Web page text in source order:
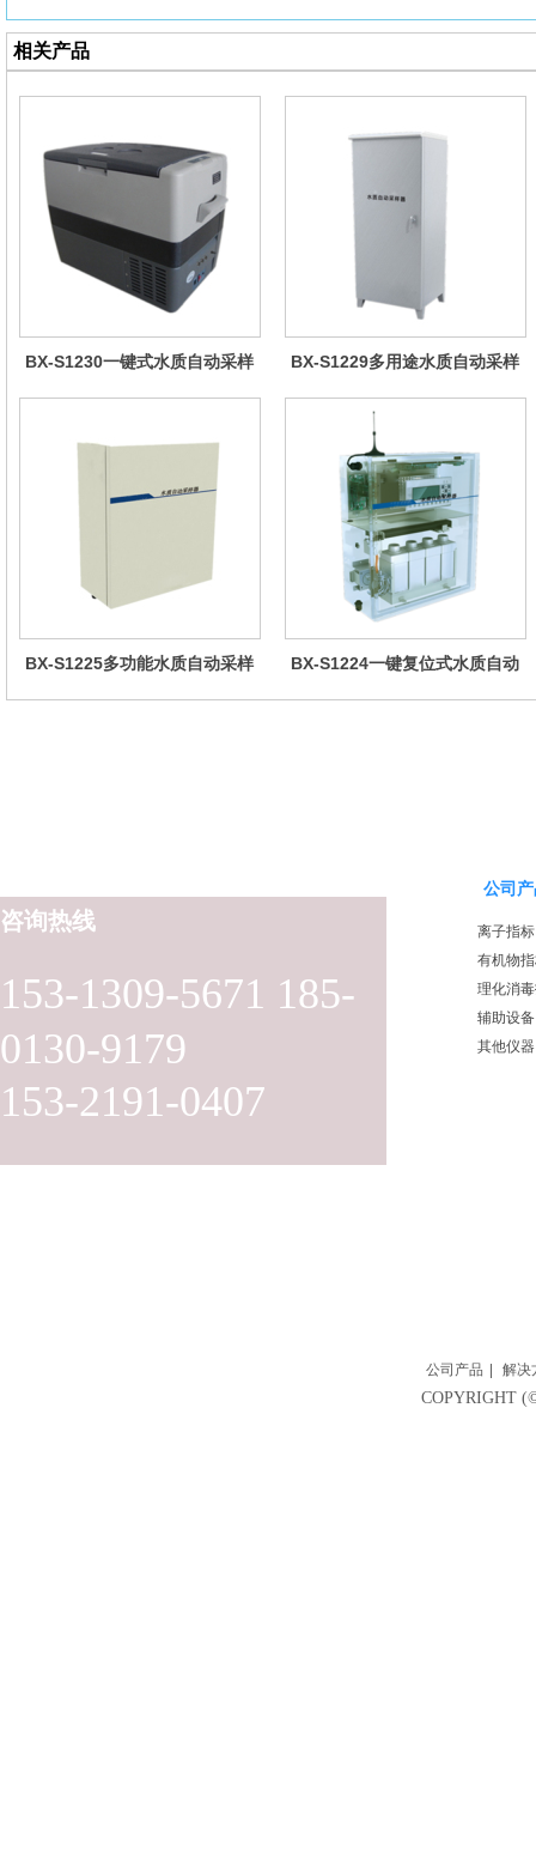
相关产品
BX-S1230一键式水质自动采样
BX-S1229多用途水质自动采样
BX-S1225多功能水质自动采样
BX-S1224一键复位式水质自动
153-1309-5671 185-
0130-9179
153-2191-0407
咨询热线
公司
离子指标
有机物
理化消
辅助设备
其他仪器
公司产品 解决
COPYRIGHT